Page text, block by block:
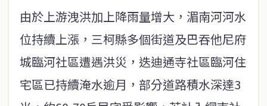
由於上游洩洪加上降雨量增大，湄南河河水
位持續上漲，三柯縣多個街道及巴吞他尼府
城臨河社區遭遇洪災，迭迪通寺社區臨河住
宅區已持續淹水逾月，部分道路積水深達3